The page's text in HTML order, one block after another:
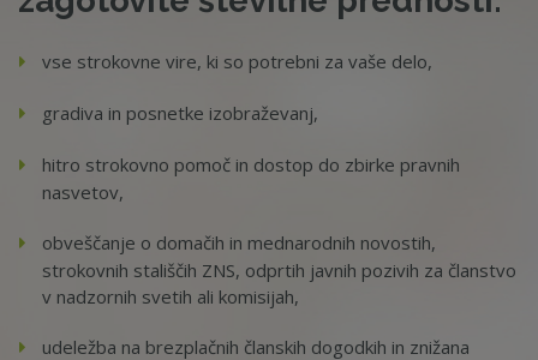
vse strokovne vire, ki so potrebni za vaše delo,
gradiva in posnetke izobraževanj,
hitro strokovno pomoč in dostop do zbirke pravnih
nasvetov,
obveščanje o domačih in mednarodnih novostih,
strokovnih stališčih ZNS, odprtih javnih pozivih za članstvo
v nadzornih svetih ali komisijah,
udeležba na brezplačnih članskih dogodkih in znižana